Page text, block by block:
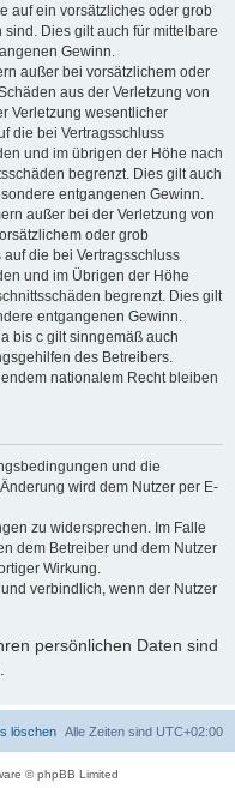
auf ein vorsätzliches oder grob
Dies gilt auch für mittelbare
Gewinn.
außer bei vorsätzlichem oder
aus der Verletzung von
Verletzung wesentlicher
die bei Vertragsschluss
und im übrigen der Höhe nach
begrenzt. Dies gilt auch
entgangenen Gewinn.
außer bei der Verletzung von
oder grob
die bei Vertragsschluss
und im Übrigen der Höhe
begrenzt. Dies gilt
entgangenen Gewinn.
bis c gilt sinngemäß auch
des Betreibers.
nationalem Recht bleiben
und die
wird dem Nutzer per E-
zu widersprechen. Im Falle
dem Betreiber und dem Nutzer
Wirkung.
verbindlich, wenn der Nutzer
persönlichen Daten sind
Alle Zeiten sind UTC+02:00
löschen
© phpBB Limited